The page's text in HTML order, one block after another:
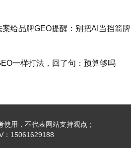
给品牌GEO提醒：别把AI当挡箭牌
一样打法，回了句：预算够吗
用，不代表网站支持观点；
15061629188